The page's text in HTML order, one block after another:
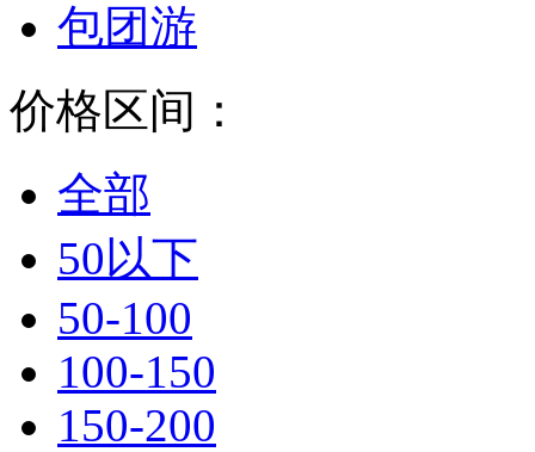
包团游
价格区间：
全部
50以下
50-100
100-150
150-200